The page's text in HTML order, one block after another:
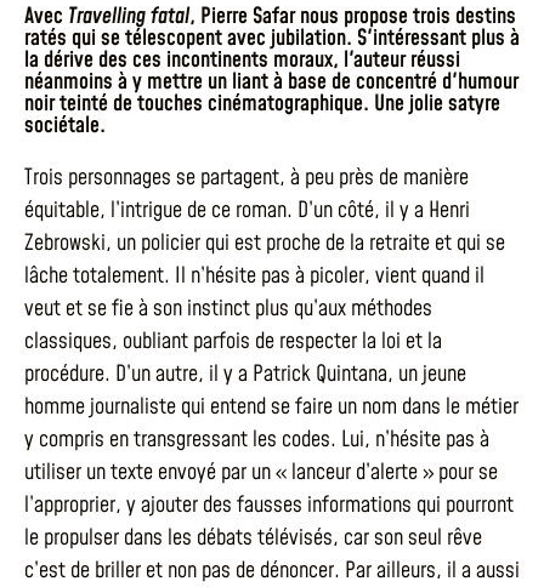
Avec Travelling fatal, Pierre Safar nous propose trois destins
ratés qui se télescopent avec jubilation. S'intéressant plus à
la dérive des ces incontinents moraux, l'auteur réussi
néanmoins à y mettre un liant à base de concentré d'humour
noir teinté de touches cinématographique. Une jolie satyre
sociétale.
Trois personnages se partagent, à peu près de manière
équitable, l’intrigue de ce roman. D’un côté, il y a Henri
Zebrowski, un policier qui est proche de la retraite et qui se
lâche totalement. Il n’hésite pas à picoler, vient quand il
veut et se fie à son instinct plus qu’aux méthodes
classiques, oubliant parfois de respecter la loi et la
procédure. D’un autre, il y a Patrick Quintana, un jeune
homme journaliste qui entend se faire un nom dans le métier
y compris en transgressant les codes. Lui, n’hésite pas à
utiliser un texte envoyé par un « lanceur d’alerte » pour se
l’approprier, y ajouter des fausses informations qui pourront
le propulser dans les débats télévisés, car son seul rêve
c’est de briller et non pas de dénoncer. Par ailleurs, il a aussi